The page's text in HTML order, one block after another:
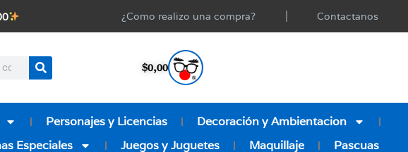
¿Como realizo una compra? Contactanos
$0,00
Personajes y Licencias
Decoración y Ambientacion
Especiales Juegos y Juguetes Maquillaje Pascuas